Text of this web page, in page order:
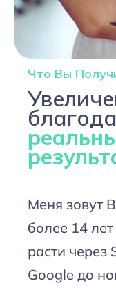
Что Вы
Меня зовут
более 14
расти через
Google до